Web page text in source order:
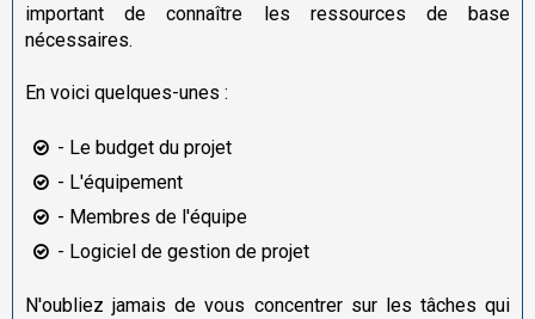
important de connaître les ressources de base
nécessaires.
En voici quelques-unes :
- Le budget du projet
- L'équipement
- Membres de l'équipe
- Logiciel de gestion de projet
N'oubliez jamais de vous concentrer sur les tâches qui